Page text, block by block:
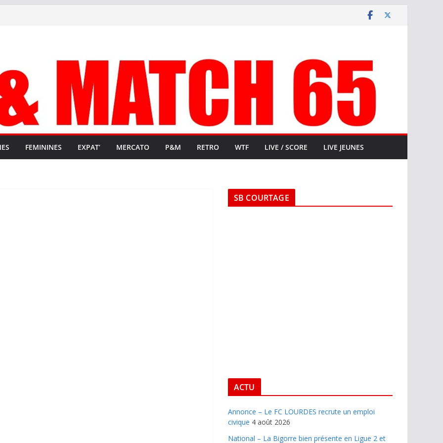
FEMININES EXPAT’ MERCATO P&M RETRO WTF LIVE / SCORE LIVE JEUNES
SB COURTAGE
ACTU
Annonce – Le FC LOURDES recrute un emploi
civique 4 août 2026
National – La Bigorre bien présente en Ligue 2 et